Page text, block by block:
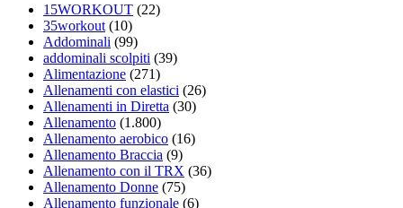
15WORKOUT (22)
35workout (10)
Addominali (99)
addominali scolpiti (39)
Alimentazione (271)
Allenamenti con elastici (26)
Allenamenti in Diretta (30)
Allenamento (1.800)
Allenamento aerobico (16)
Allenamento Braccia (9)
Allenamento con il TRX (36)
Allenamento Donne (75)
Allenamento funzionale (6)